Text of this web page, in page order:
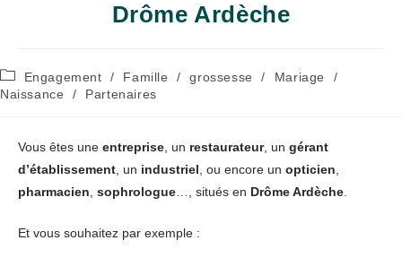
Drôme Ardèche
Post
category:
Engagement / Famille / grossesse / Mariage
/
Naissance
/ Partenaires
Vous êtes une entreprise , un restaurateur, un gérant
d’établissement , un industriel , ou encore un opticien
pharmacien sophrologue …, situés en Drôme Ardèche
Et vous souhaitez par exemple :